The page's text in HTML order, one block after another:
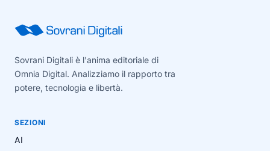
Sovrani Digitali è l'anima editoriale di
Omnia Digital. Analizziamo il rapporto tra
potere, tecnologia e libertà.
SEZIONI
AI